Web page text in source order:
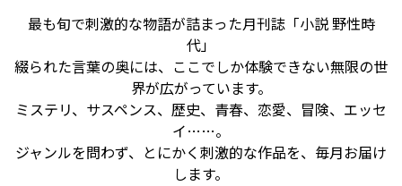
最も旬で刺激的な物語が詰まった月刊誌「小説 野性時
代」
綴られた言葉の奥には、ここでしか体験できない無限の世
界が広がっています。
ミステリ、サスペンス、歴史、青春、恋愛、冒険、エッセ
イ……。
ジャンルを問わず、とにかく刺激的な作品を、毎月お届け
します。